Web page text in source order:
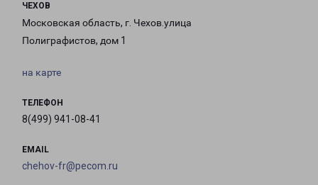
ЧЕХОВ
Московская область, г. Чехов.улица
Полиграфистов, дом 1
на карте
ТЕЛЕФОН
8(499) 941-08-41
EMAIL
chehov-fr@pecom.ru